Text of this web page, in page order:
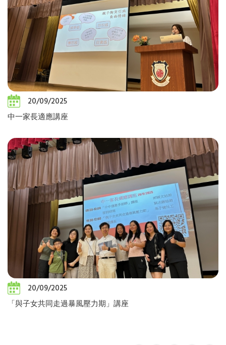
20/09/2025
中一家長適應講座
20/09/2025
「與子女共同走過暴風壓力期」講座